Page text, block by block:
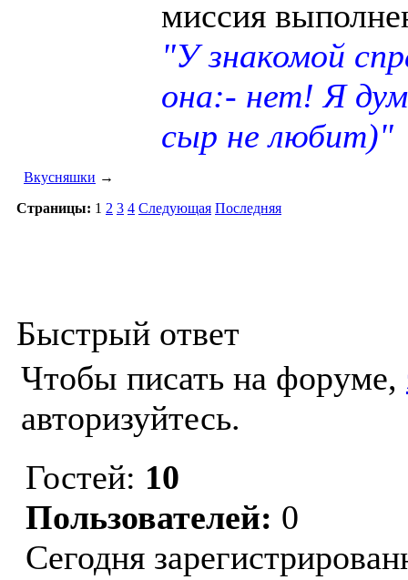
миссия
"У знакомой
она:- нет! Я
сыр не любит)"
Вкусняшки →
Страницы: 1 2 3 4 Следующая Последняя
Быстрый ответ
Чтобы писать на форуме,
авторизуйтесь.
Гостей: 10
Пользователей: 0
Сегодня